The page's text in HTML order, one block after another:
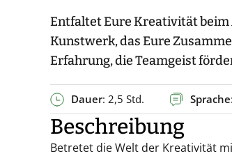
Entfaltet Eure Kreativität beim
Kunstwerk, das Eure
Erfahrung, die Teamgeist
Dauer: 2,5 Std. Sprache
Beschreibung
Betretet die Welt der Kreativität